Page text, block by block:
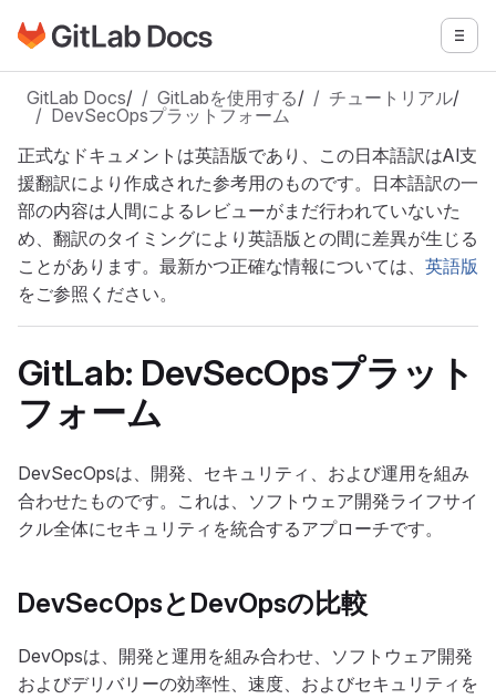
メインコンテンツにスキップ
GitLabドキュメントのホームページに移動 メニ
GitLab Docs/ GitLabを使用する/ チュートリアル/
DevSecOpsプラットフォーム
正式なドキュメントは英語版であり、この日本語訳はAI支
援翻訳により作成された参考用のものです。日本語訳の一
部の内容は人間によるレビューがまだ行われていないた
め、翻訳のタイミングにより英語版との間に差異が生じる
ことがあります。最新かつ正確な情報については、 英語版
をご参照ください。
GitLab: DevSecOpsプラット
フォーム
DevSecOpsは、開発、セキュリティ、および運用を組み
合わせたものです。これは、ソフトウェア開発ライフサイ
クル全体にセキュリティを統合するアプローチです。
DevSecOpsとDevOpsの比較
DevOpsは、開発と運用を組み合わせ、ソフトウェア開発
およびデリバリーの効率性、速度、およびセキュリティを